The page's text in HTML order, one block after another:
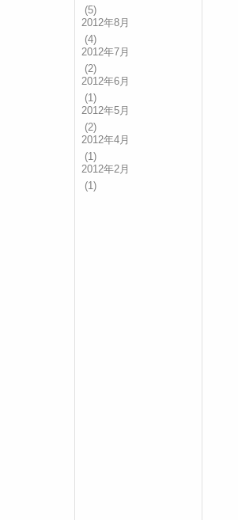
(5)
2012年8月
(4)
2012年7月
(2)
2012年6月
(1)
2012年5月
(2)
2012年4月
(1)
2012年2月
(1)